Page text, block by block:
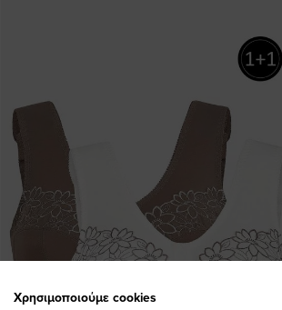
Χρησιμοποιούμε cookies